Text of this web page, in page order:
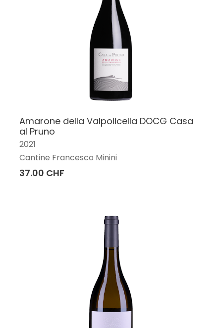
Amarone della Valpolicella DOCG Casa
al Pruno
2021
Cantine Francesco Minini
37.00 CHF